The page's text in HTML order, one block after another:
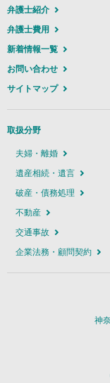
弁護士紹介
弁護士費用
新着情報一覧
お問い合わせ
サイトマップ
取扱分野
夫婦・離婚
遺産相続・遺言
破産・債務処理
不動産
交通事故
企業法務・顧問契約
神